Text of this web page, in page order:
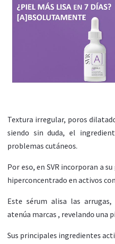
Textura irregular, poros
siendo sin duda, el
problemas cutáneos.
Por eso, en SVR incorporan a
hiperconcentrado en activos
Este sérum alisa las
atenúa marcas , revelando una
Sus principales ingredientes